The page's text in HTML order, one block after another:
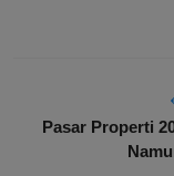
Pasar Properti